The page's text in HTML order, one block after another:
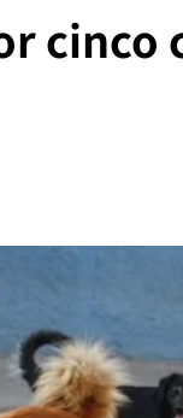
cinco